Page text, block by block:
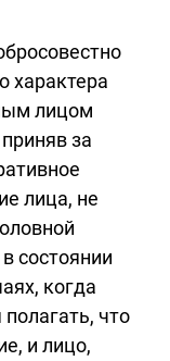
характера
лицом
за
лица, не
состоянии
когда
что
и лицо,